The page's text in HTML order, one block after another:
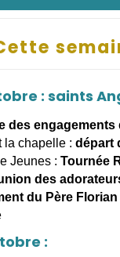
: saints
des engagements
la chapelle : départ
Jeunes : Tournée
des
du Père
: